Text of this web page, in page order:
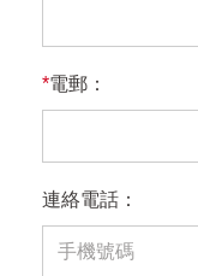
*電郵：
連絡電話：